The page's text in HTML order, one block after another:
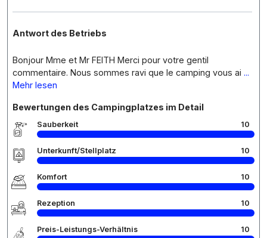
Antwort des Betriebs
Bonjour Mme et Mr FEITH Merci pour votre gentil
commentaire. Nous sommes ravi que le camping vous ai ...
Mehr lesen
Bewertungen des Campingplatzes im Detail
Sauberkeit 10
Unterkunft/Stellplatz 10
Komfort 10
Rezeption 10
Preis-Leistungs-Verhältnis 10